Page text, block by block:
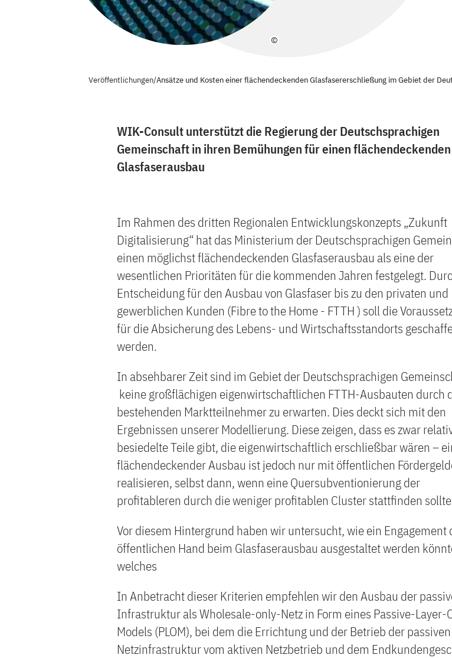
©
Veröffentlichungen/Ansätze und Kosten einer flächendeckenden Glasfasererschließung im Gebiet der
WIK-Consult unterstützt die Regierung der Deutschsprachigen
Gemeinschaft in ihren Bemühungen für einen flächendeckenden
Glasfaserausbau
Im Rahmen des dritten Regionalen Entwicklungskonzepts „Zukunft
Digitalisierung“ hat das Ministerium der Deutschsprachigen
einen möglichst flächendeckenden Glasfaserausbau als eine der
wesentlichen Prioritäten für die kommenden Jahren festgelegt.
Entscheidung für den Ausbau von Glasfaser bis zu den privaten und
gewerblichen Kunden (Fibre to the Home - FTTH ) soll die
für die Absicherung des Lebens- und Wirtschaftsstandorts
werden.
In absehbarer Zeit sind im Gebiet der Deutschsprachigen
keine großflächigen eigenwirtschaftlichen FTTH-Ausbauten durch
bestehenden Marktteilnehmer zu erwarten. Dies deckt sich mit den
Ergebnissen unserer Modellierung. Diese zeigen, dass es zwar
besiedelte Teile gibt, die eigenwirtschaftlich erschließbar wären –
flächendeckender Ausbau ist jedoch nur mit öffentlichen
realisieren, selbst dann, wenn eine Quersubventionierung der
profitableren durch die weniger profitablen Cluster stattfinden
Vor diesem Hintergrund haben wir untersucht, wie ein Engagement
öffentlichen Hand beim Glasfaserausbau ausgestaltet werden
welches
In Anbetracht dieser Kriterien empfehlen wir den Ausbau der
Infrastruktur als Wholesale-only-Netz in Form eines Passive-Layer-
Models (PLOM), bei dem die Errichtung und der Betrieb der passiven
Netzinfrastruktur vom aktiven Netzbetrieb und dem